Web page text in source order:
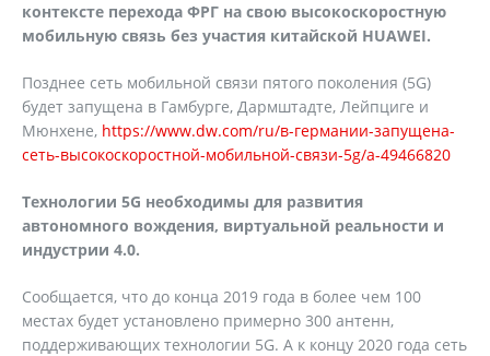
контексте перехода ФРГ на свою высокоскоростную
мобильную связь без участия китайской HUAWEI.
Позднее сеть мобильной связи пятого поколения (5G)
будет запущена в Гамбурге, Дармштадте, Лейпциге и
Мюнхене, https://www.dw.com/ru/в-германии-запущена-
сеть-высокоскоростной-мобильной-связи-5g/a-49466820
Технологии 5G необходимы для развития
автономного вождения, виртуальной реальности и
индустрии 4.0.
Сообщается, что до конца 2019 года в более чем 100
местах будет установлено примерно 300 антенн,
поддерживающих технологии 5G. А к концу 2020 года сеть